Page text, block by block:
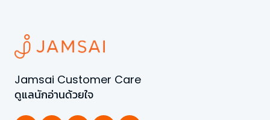
Jamsai Customer Care
ดูแลนักอ่านด้วยใจ